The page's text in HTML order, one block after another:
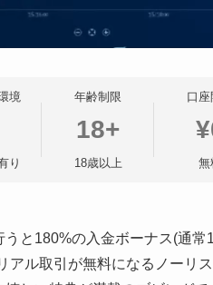
境
り
年齢制限
18+
18歳以上
口
無
と180%の入金ボーナス(通
アル取引が無料になるノーリ